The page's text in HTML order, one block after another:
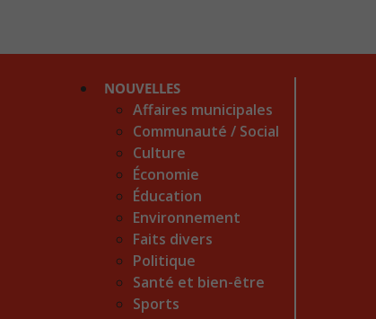
NOUVELLES
Affaires municipales
Communauté / Social
Culture
Économie
Éducation
Environnement
Faits divers
Politique
Santé et bien-être
Sports